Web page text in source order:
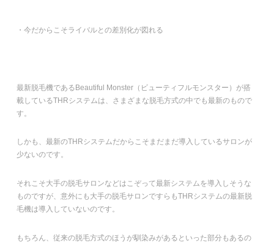
・今だからこそライバルとの差別化が図れる
最新脱毛機であるBeautiful Monster（ビューティフルモンスター）が搭
載しているTHRシステムは、さまざまな脱毛方式の中でも最新のもので
す。
しかも、最新のTHRシステムだからこそまだまだ導入しているサロンが
少ないのです。
それこそ大手の脱毛サロンなどはこぞって最新システムを導入しそうな
ものですが、意外にも大手の脱毛サロンですらもTHRシステムの最新脱
毛機は導入していないのです。
もちろん、従来の脱毛方式のほうが馴染みがあるといった部分もあるの